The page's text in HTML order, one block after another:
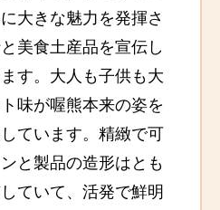
大きな魅力を発揮さ
美食土産品を宣伝し
す。大人も子供も大
味が喔熊本来の姿を
ています。精緻で可
と製品の造形はとも
ていて、活発で鮮明